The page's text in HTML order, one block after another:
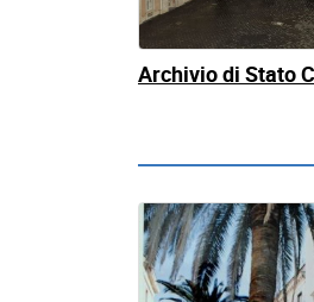
Archivio di Stato